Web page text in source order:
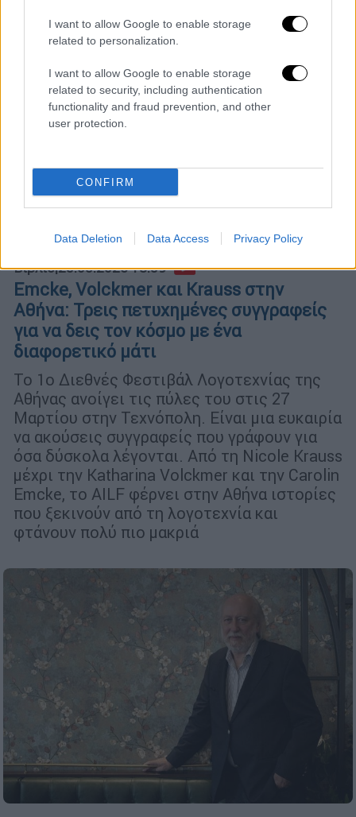
I want to allow Google to enable storage
related to personalization.
I want to allow Google to enable storage
related to security, including authentication
functionality and fraud prevention, and other
user protection.
CONFIRM
Data Deletion Data Access Privacy Policy
Βιβλίο|25.03.2026 18:59
Emcke, Volckmer και Krauss στην
Αθήνα: Τρεις πετυχημένες συγγραφείς
για να δεις τον κόσμο με ένα
διαφορετικό μάτι
Το 1ο Διεθνές Φεστιβάλ Λογοτεχνίας της
Αθήνας ανοίγει τις πύλες του στις 27
Μαρτίου στην Τεχνόπολη. Είναι μια ευκαιρία
να ακούσεις συγγραφείς που γράφουν για
όσα δύσκολα λέγονται. Από τη Nicole Krauss
μέχρι την Katharina Volckmer και την Carolin
Emcke, το AILF φέρνει στην Αθήνα ιστορίες
που ξεκινούν από τη λογοτεχνία και
φτάνουν πολύ πιο μακριά